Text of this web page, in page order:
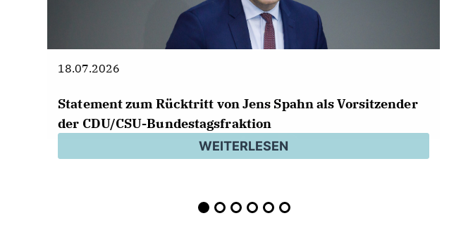
18.07.2026
Statement zum Rücktritt von Jens Spahn als Vorsitzender
der CDU/CSU-Bundestagsfraktion
WEITERLESEN